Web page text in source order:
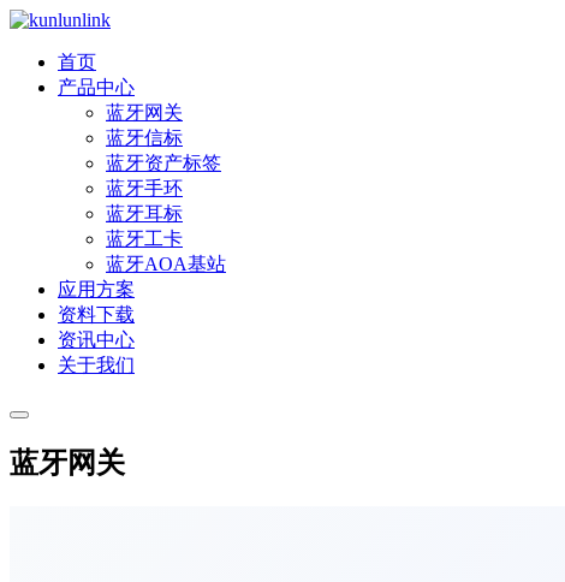
首页
产品中心
蓝牙网关
蓝牙信标
蓝牙资产标签
蓝牙手环
蓝牙耳标
蓝牙工卡
蓝牙AOA基站
应用方案
资料下载
资讯中心
关于我们
蓝牙网关